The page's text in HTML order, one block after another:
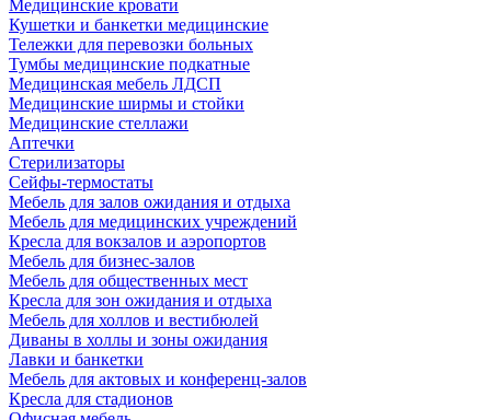
Медицинские кровати
Кушетки и банкетки медицинские
Тележки для перевозки больных
Тумбы медицинские подкатные
Медицинская мебель ЛДСП
Медицинские ширмы и стойки
Медицинские стеллажи
Аптечки
Стерилизаторы
Сейфы-термостаты
Мебель для залов ожидания и отдыха
Мебель для медицинских учреждений
Кресла для вокзалов и аэропортов
Мебель для бизнес-залов
Мебель для общественных мест
Кресла для зон ожидания и отдыха
Мебель для холлов и вестибюлей
Диваны в холлы и зоны ожидания
Лавки и банкетки
Мебель для актовых и конференц-залов
Кресла для стадионов